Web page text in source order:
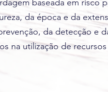
baseada em risco
da época e da
da detecção e
na utilização de